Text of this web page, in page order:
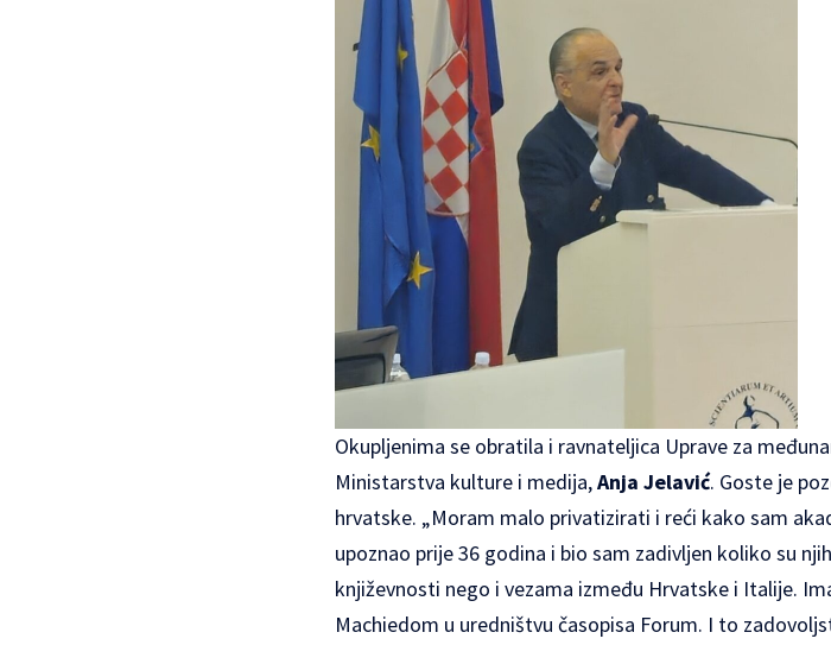
Okupljenima se obratila i ravnateljica Uprave za
Ministarstva kulture i medija,Anja Jelavić. Goste je
hrvatske. „Moram malo privatizirati i reći kako sam
upoznao prije 36 godina i bio sam zadivljen koliko su
književnosti nego i vezama između Hrvatske i Italije.
Machiedom u uredništvu časopisa Forum. I to